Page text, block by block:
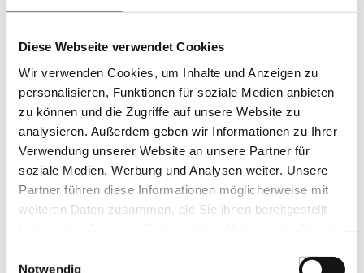
Diese Webseite verwendet Cookies
Wir verwenden Cookies, um Inhalte und Anzeigen zu
personalisieren, Funktionen für soziale Medien anbieten
zu können und die Zugriffe auf unsere Website zu
analysieren. Außerdem geben wir Informationen zu Ihrer
Verwendung unserer Website an unsere Partner für
soziale Medien, Werbung und Analysen weiter. Unsere
Partner führen diese Informationen möglicherweise mit
weiteren Daten zusammen, die Sie ihnen bereitgestellt
Notwendig
LEBENSMITTELKENNZEICHNUNGEN
geschält, ungesalzen, 120 g
€ 7,90
/ kg
St.